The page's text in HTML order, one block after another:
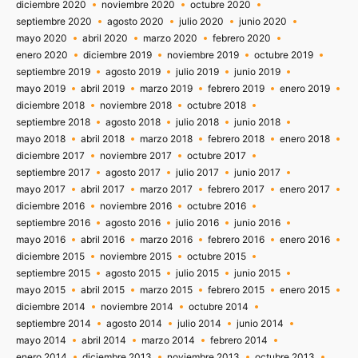
diciembre 2020 noviembre 2020
octubre 2020
septiembre 2020
agosto 2020 julio 2020
junio 2020
mayo 2020
abril 2020 marzo 2020
febrero 2020
enero 2020
diciembre 2019 noviembre 2019
octubre 2019
septiembre 2019
agosto 2019 julio 2019
junio 2019
mayo 2019
abril 2019 marzo 2019 febrero 2019
enero 2019
diciembre 2018
noviembre 2018
octubre 2018
septiembre 2018
agosto 2018 julio 2018
junio 2018
mayo 2018
abril 2018 marzo 2018 febrero 2018
enero 2018
diciembre 2017
noviembre 2017
octubre 2017
septiembre 2017
agosto 2017 julio 2017
junio 2017
mayo 2017
abril 2017 marzo 2017 febrero 2017
enero 2017
diciembre 2016
noviembre 2016
octubre 2016
septiembre 2016
agosto 2016 julio 2016
junio 2016
mayo 2016
abril 2016 marzo 2016 febrero 2016
enero 2016
diciembre 2015
noviembre 2015
octubre 2015
septiembre 2015
agosto 2015 julio 2015
junio 2015
mayo 2015
abril 2015 marzo 2015 febrero 2015
enero 2015
diciembre 2014
noviembre 2014
octubre 2014
septiembre 2014
agosto 2014 julio 2014
junio 2014
mayo 2014
abril 2014 marzo 2014
febrero 2014